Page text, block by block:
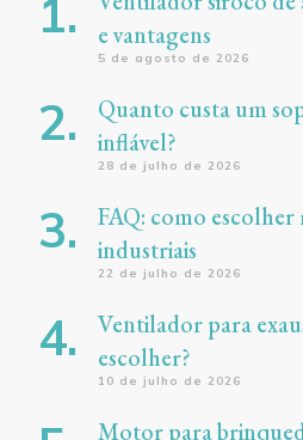
e vantagens
5 de agosto de 2026
Quanto custa um
inflável?
28 de julho de 2026
FAQ: como
industriais
22 de julho de 2026
Ventilador para
escolher?
10 de julho de 2026
Motor para